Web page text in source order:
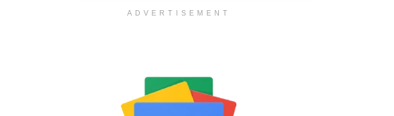
ADVERTISEMENT